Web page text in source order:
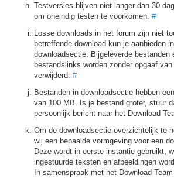
Testversies blijven niet langer dan 30
om oneindig testen te voorkomen. #
Losse downloads in het forum zijn niet
betreffende download kun je aanbieden
downloadsectie. Bijgeleverde bestanden
bestandslinks worden zonder opgaaf van
verwijderd. #
Bestanden in downloadsectie hebben
van 100 MB. Is je bestand groter, stuur
persoonlijk bericht naar het Download
Om de downloadsectie overzichtelijk te
wij een bepaalde vormgeving voor een
Deze wordt in eerste instantie gebruikt,
ingestuurde teksten en afbeeldingen
In samenspraak met het Download